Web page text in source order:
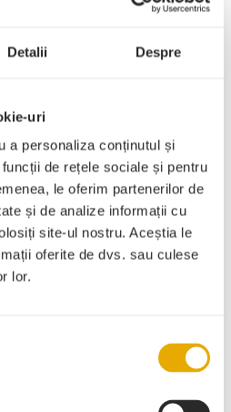
Detalii Despre
uri
a personaliza conținutul și
de rețele sociale și pentru
le oferim partenerilor de
și de analize informații cu
site-ul nostru. Aceștia le
oferite de dvs. sau culese
lor.